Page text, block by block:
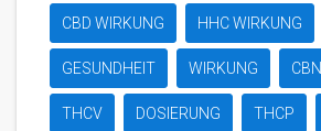
CBD WIRKUNG HHC WIRKUNG
GESUNDHEIT WIRKUNG CBN
THCV DOSIERUNG THCP